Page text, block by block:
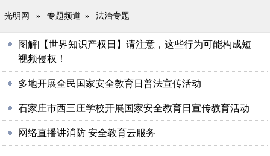
光明网 » 专题频道 » 法治专题
图解|【世界知识产权日】请注意，这些行为可能构成短
视频侵权！
多地开展全民国家安全教育日普法宣传活动
石家庄市西三庄学校开展国家安全教育日宣传教育活动
网络直播讲消防 安全教育云服务